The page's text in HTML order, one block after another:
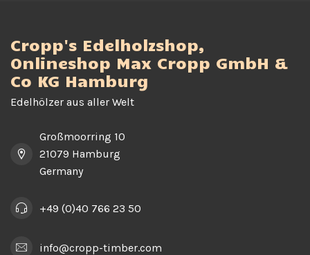
Cropp's Edelholzshop,
Onlineshop Max Cropp GmbH &
Co KG Hamburg
Edelhölzer aus aller Welt
Großmoorring 10
21079 Hamburg
Germany
+49 (0)40 766 23 50
info@cropp-timber.com